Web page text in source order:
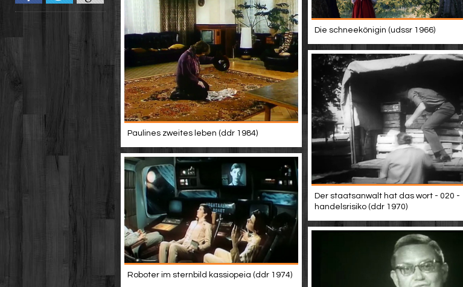
Die schneekönigin (udssr 1966)
Paulines zweites leben (ddr 1984)
Der staatsanwalt hat das wort - 020 -
handelsrisiko (ddr 1970)
Roboter im sternbild kassiopeia (ddr 1974)